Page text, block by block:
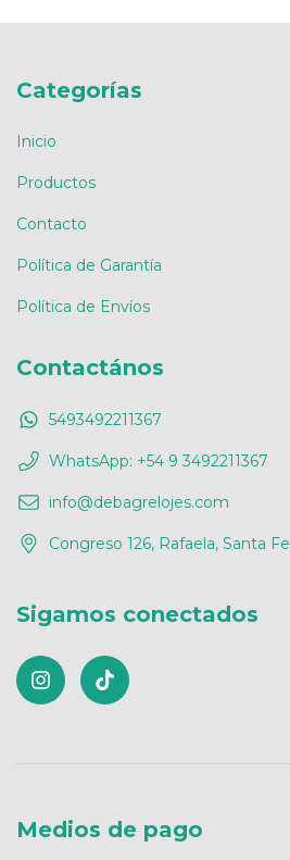
Categorías
Inicio
Productos
Contacto
Política de Garantía
Política de Envíos
Contactános
5493492211367
WhatsApp: +54 9 3492211367
info@debagrelojes.com
Congreso 126, Rafaela, Santa Fe
Sigamos conectados
Medios de pago